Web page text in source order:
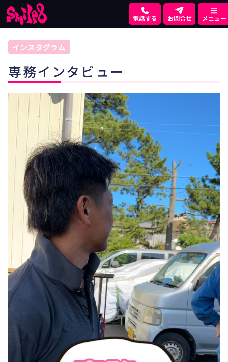
電話する お問合せ メニュー
インスタグラム
︎専務インタビュー︎